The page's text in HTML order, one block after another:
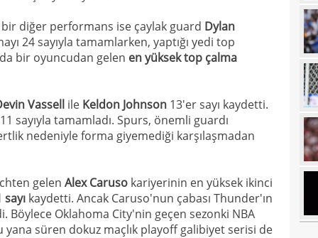
diğer performans ise çaylak guard Dylan
24 sayıyla tamamlarken, yaptığı yedi top
bir oyuncudan gelen en yüksek top çalma
Vassell ile Keldon Johnson 13'er sayı kaydetti.
sayıyla tamamladı. Spurs, önemli guardı
nedeniyle forma giyemediği karşılaşmadan
gelen Alex Caruso kariyerinin en yüksek ikinci
sayı kaydetti. Ancak Caruso'nun çabası Thunder'ın
Böylece Oklahoma City'nin geçen sezonki NBA
süren dokuz maçlık playoff galibiyet serisi de